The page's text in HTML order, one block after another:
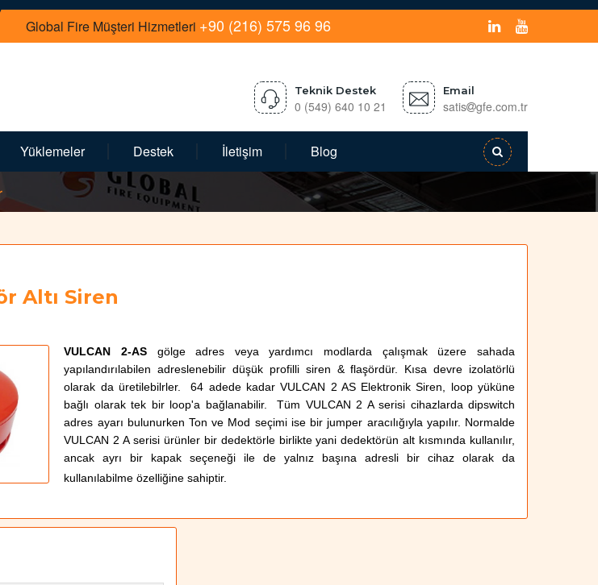
Global Fire Müşteri Hizmetleri +90 (216) 575 96 96
Teknik Destek
0 (549) 640 10 21
Email
satis gfe.com.tr
Yüklemeler Destek İletişim Blog
Altı Siren
VULCAN 2-ASgölge adres veya yardımcı modlarda çalışmak üzere sahada
yapılandırılabilen adreslenebilir düşük profilli siren & flaşördür. Kısa devre izolatörlü
olarak da üretilebilrler. 64 adede kadar VULCAN 2 AS Elektronik Siren, loop yüküne
bağlı olarak tek bir loop'a bağlanabilir. Tüm VULCAN 2 A serisi cihazlarda dipswitch
adres ayarı bulunurken Ton ve Mod seçimi ise bir jumper aracılığıyla yapılır. Normalde
VULCAN 2 A serisi ürünler bir dedektörle birlikte yani dedektörün alt kısmında kullanılır,
ancak ayrı bir kapak seçeneği ile de yalnız başına adresli bir cihaz olarak da
kullanılabilme özelliğine sahiptir.